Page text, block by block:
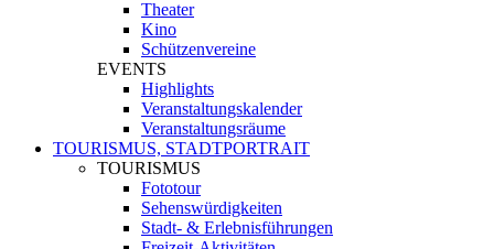
Theater
Kino
Schützenvereine
EVENTS
Highlights
Veranstaltungskalender
Veranstaltungsräume
TOURISMUS, STADTPORTRAIT
TOURISMUS
Fototour
Sehenswürdigkeiten
Stadt- & Erlebnisführungen